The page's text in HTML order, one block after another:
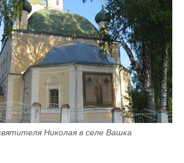
Николая в селе Вашка